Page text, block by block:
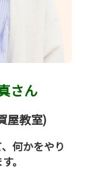
さん
屋教室)
何かをやり
。